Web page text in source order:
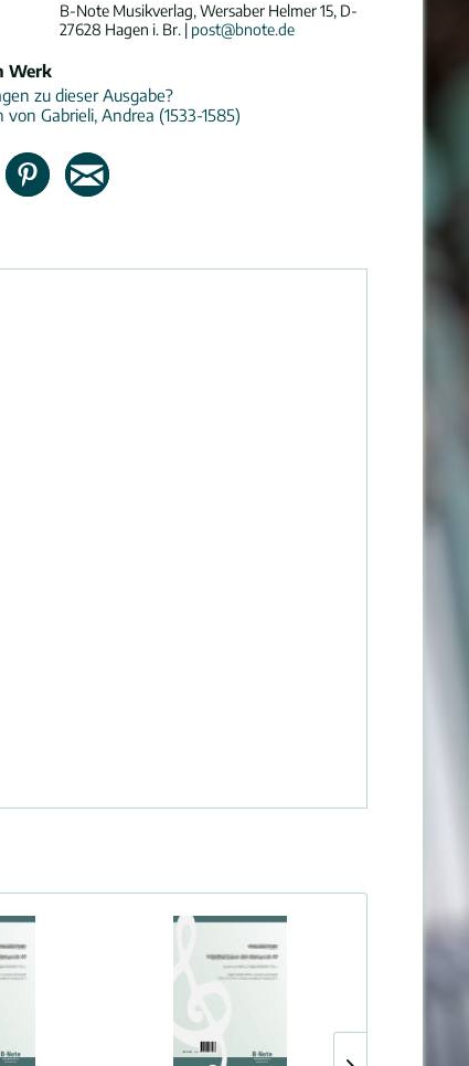
B-Note Musikverlag, Wersaber Helmer 15, D-
27628 Hagen i. Br. | post@bnote.de
Werk
zu dieser Ausgabe?
von Gabrieli, Andrea (1533-1585)